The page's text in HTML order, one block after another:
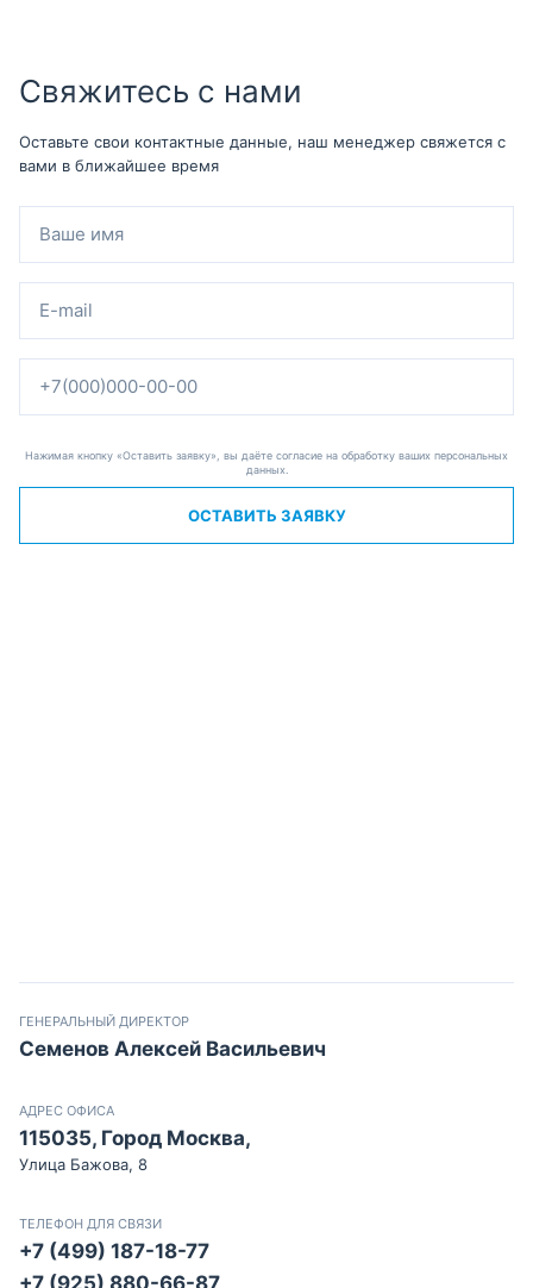
Свяжитесь с нами
Оставьте свои контактные данные, наш менеджер свяжется с
вами в ближайшее время
Нажимая кнопку «Оставить заявку», вы даёте согласие на обработку ваших персональных
данных.
ОСТАВИТЬ ЗАЯВКУ
ГЕНЕРАЛЬНЫЙ ДИРЕКТОР
Семенов Алексей Васильевич
АДРЕС ОФИСА
115035, Город Москва,
Улица Бажова, 8
ТЕЛЕФОН ДЛЯ СВЯЗИ
+7 (499) 187-18-77
+7 (925) 880-66-87